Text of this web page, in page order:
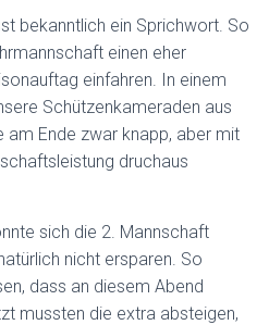
bekanntlich ein Sprichwort. So
einen eher
einfahren. In einem
Schützenkameraden aus
am Ende zwar knapp, aber mit
druchaus
sich die 2. Mannschaft
nicht ersparen. So
dass an diesem Abend
mussten die extra absteigen,